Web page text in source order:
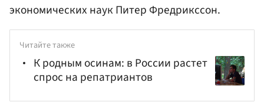
экономических наук Питер Фредрикссон.
Читайте также
К родным осинам: в России растет
спрос на репатриантов